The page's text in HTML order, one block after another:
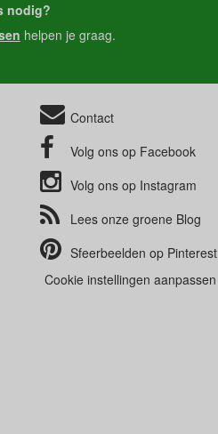
nodig?
helpen je graag.
Contact
Volg ons op Facebook
Volg ons op Instagram
Lees onze groene Blog
Sfeerbeelden op Pinterest
Cookie instellingen aanpassen